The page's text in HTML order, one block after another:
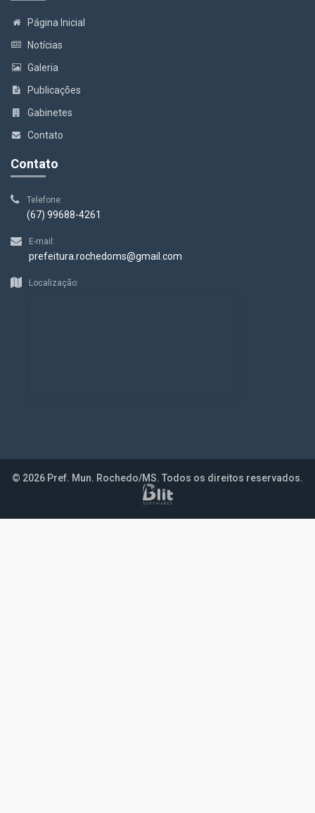
Página Inicial
Notícias
Galeria
Publicações
Gabinetes
Contato
Contato
Telefone:
(67) 99688-4261
E-mail:
prefeitura.rochedoms@gmail.com
Localização:
© 2026 Pref. Mun. Rochedo/MS. Todos os direitos reservados.